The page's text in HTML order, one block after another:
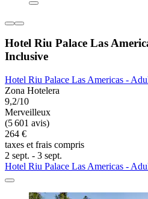
Hotel Riu Palace Las
Inclusive
Hotel Riu Palace Las Americas -
Zona Hotelera
9,2/10
Merveilleux
(5 601 avis)
264 €
taxes et frais compris
2 sept. - 3 sept.
Hotel Riu Palace Las Americas -